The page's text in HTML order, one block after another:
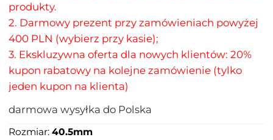
produkty.
2. Darmowy prezent przy zamówieniach powyżej
400 PLN (wybierz przy kasie);
3. Ekskluzywna oferta dla nowych klientów: 20%
kupon rabatowy na kolejne zamówienie (tylko
jeden kupon na klienta)
darmowa wysyłka do Polska
Rozmiar:40.5mm